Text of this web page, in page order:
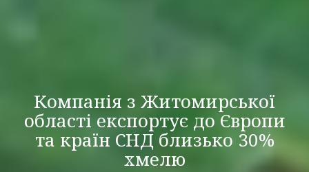
Компанія з Житомирської
області експортує до Європи
та країн СНД близько 30%
хмелю